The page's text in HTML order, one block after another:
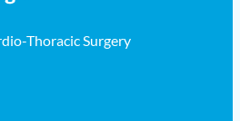
Thoracic Surgery